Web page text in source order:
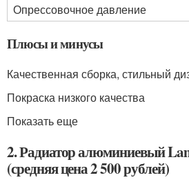
Опрессовочное давление
Плюсы и минусы
Качественная сборка, стильный
Покраска низкого качества
Показать еще
2. Радиатор алюминиевый
(средняя цена 2 500 рублей)